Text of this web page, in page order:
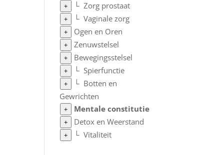
+ └Zorg prostaat
+ └Vaginale zorg
+ Ogen en Oren
+ Zenuwstelsel
+ Bewegingsstelsel
+ └Spierfunctie
+ └ Botten en
Gewrichten
+ Mentale constitutie
+ Detox en Weerstand
+ └Vitaliteit